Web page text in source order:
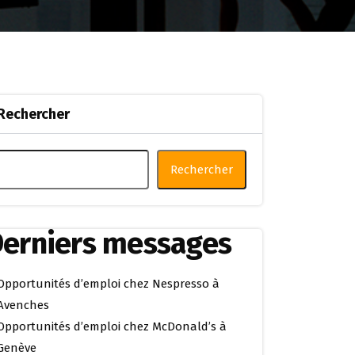
Rechercher
messages
d’emploi chez Nespresso à
d’emploi chez McDonald’s à